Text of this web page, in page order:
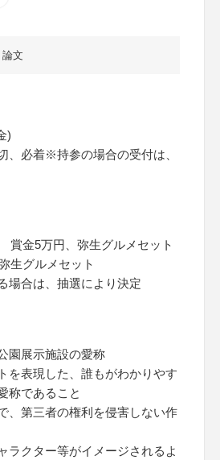
文
)
、必着※持参の場合の受付は、
金5万円、弥生グルメセット
生グルメセット
場合は、抽選により決定
園展示施設の愛称
を表現した、誰もがわかりやす
称であること
、第三者の権利を侵害しない作
ラクター等がイメージされるよ